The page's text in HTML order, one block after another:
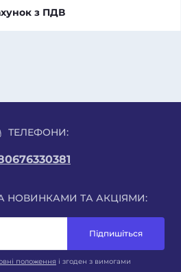
з ПДВ
ТЕЛЕФОНИ:
НОВИНКАМИ ТА АКЦІЯМИ:
Підпишіться
положення і згоден з вимогами